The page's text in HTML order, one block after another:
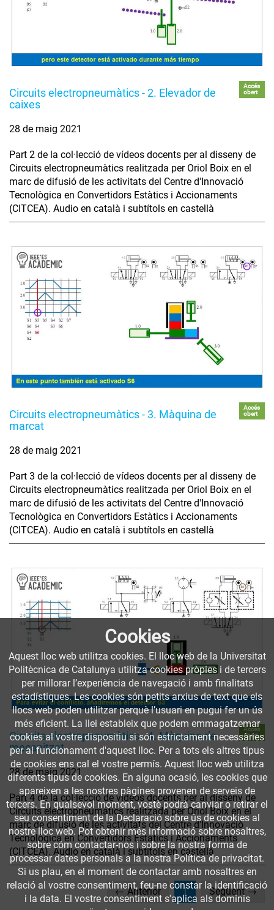
Circuits electropneumàtics - 2. Elevador de
caixes
Accés
obert
28 de maig 2021
Part 2 de la col·lecció de vídeos docents per al disseny de
Circuits electropneumàtics realitzada per Oriol Boix en el
marc de difusió de les activitats del Centre d'Innovació
Tecnològica en Convertidors Estàtics i Accionaments
(CITCEA). Audio en català i subtítols en castellà
Circuits electropneumàtics - 3. Màquina de
marcat
Accés
obert
28 de maig 2021
Part 3 de la col·lecció de vídeos docents per al disseny de
Circuits electropneumàtics realitzada per Oriol Boix en el
marc de difusió de les activitats del Centre d'Innovació
Tecnològica en Convertidors Estàtics i Accionaments
(CITCEA). Audio en català i subtítols en castellà
Circuits electropneumàtics - 4. Màquina de
mecanitzat
Accés
obert
28 de maig 2021
Part 4 de la col·lecció de vídeos docents per al disseny de
Circuits electropneumàtics realitzada per Oriol Boix en el
marc de difusió de les activitats del Centre d'Innovació
Tecnològica en Convertidors Estàtics i Accionaments
(CITCEA). Audio en català i subtítols en castellà
← Anterior 1(current)Següent →
Cookies
Aquest lloc web utilitza cookies. El lloc web de la Universitat
Politècnica de Catalunya utilitza cookies pròpies i de tercers
per millorar l’experiència de navegació i amb finalitats
estadístiques. Les cookies són petits arxius de text que els
llocs web poden utilitzar perquè l’usuari en pugui fer un ús
més eficient. La llei estableix que podem emmagatzemar
cookies al vostre dispositiu si són estrictament necessàries
per al funcionament d'aquest lloc. Per a tots els altres tipus
de cookies ens cal el vostre permís. Aquest lloc web utilitza
diferents tipus de cookies. En alguna ocasió, les cookies que
apareixen a les nostres pàgines provenen de serveis de
tercers. En qualsevol moment, vostè podrà canviar o retirar el
seu consentiment de la Declaració sobre ús de cookies al
nostre lloc web. Pot obtenir més informació sobre nosaltres,
sobre cóm contactar-nos i sobre la nostra forma de
processar dates personals a la nostra Política de privacitat.
Si us plau, en el moment de contactar amb nosaltres en
relació al vostre consentiment, feu-ne constar la identificació
i la data. El vostre consentiment s'aplica als dominis